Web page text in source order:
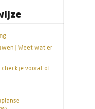
| Weet wat er
check je vooraf of